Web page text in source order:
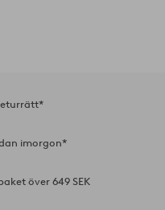
imorgon*
över 649 SEK